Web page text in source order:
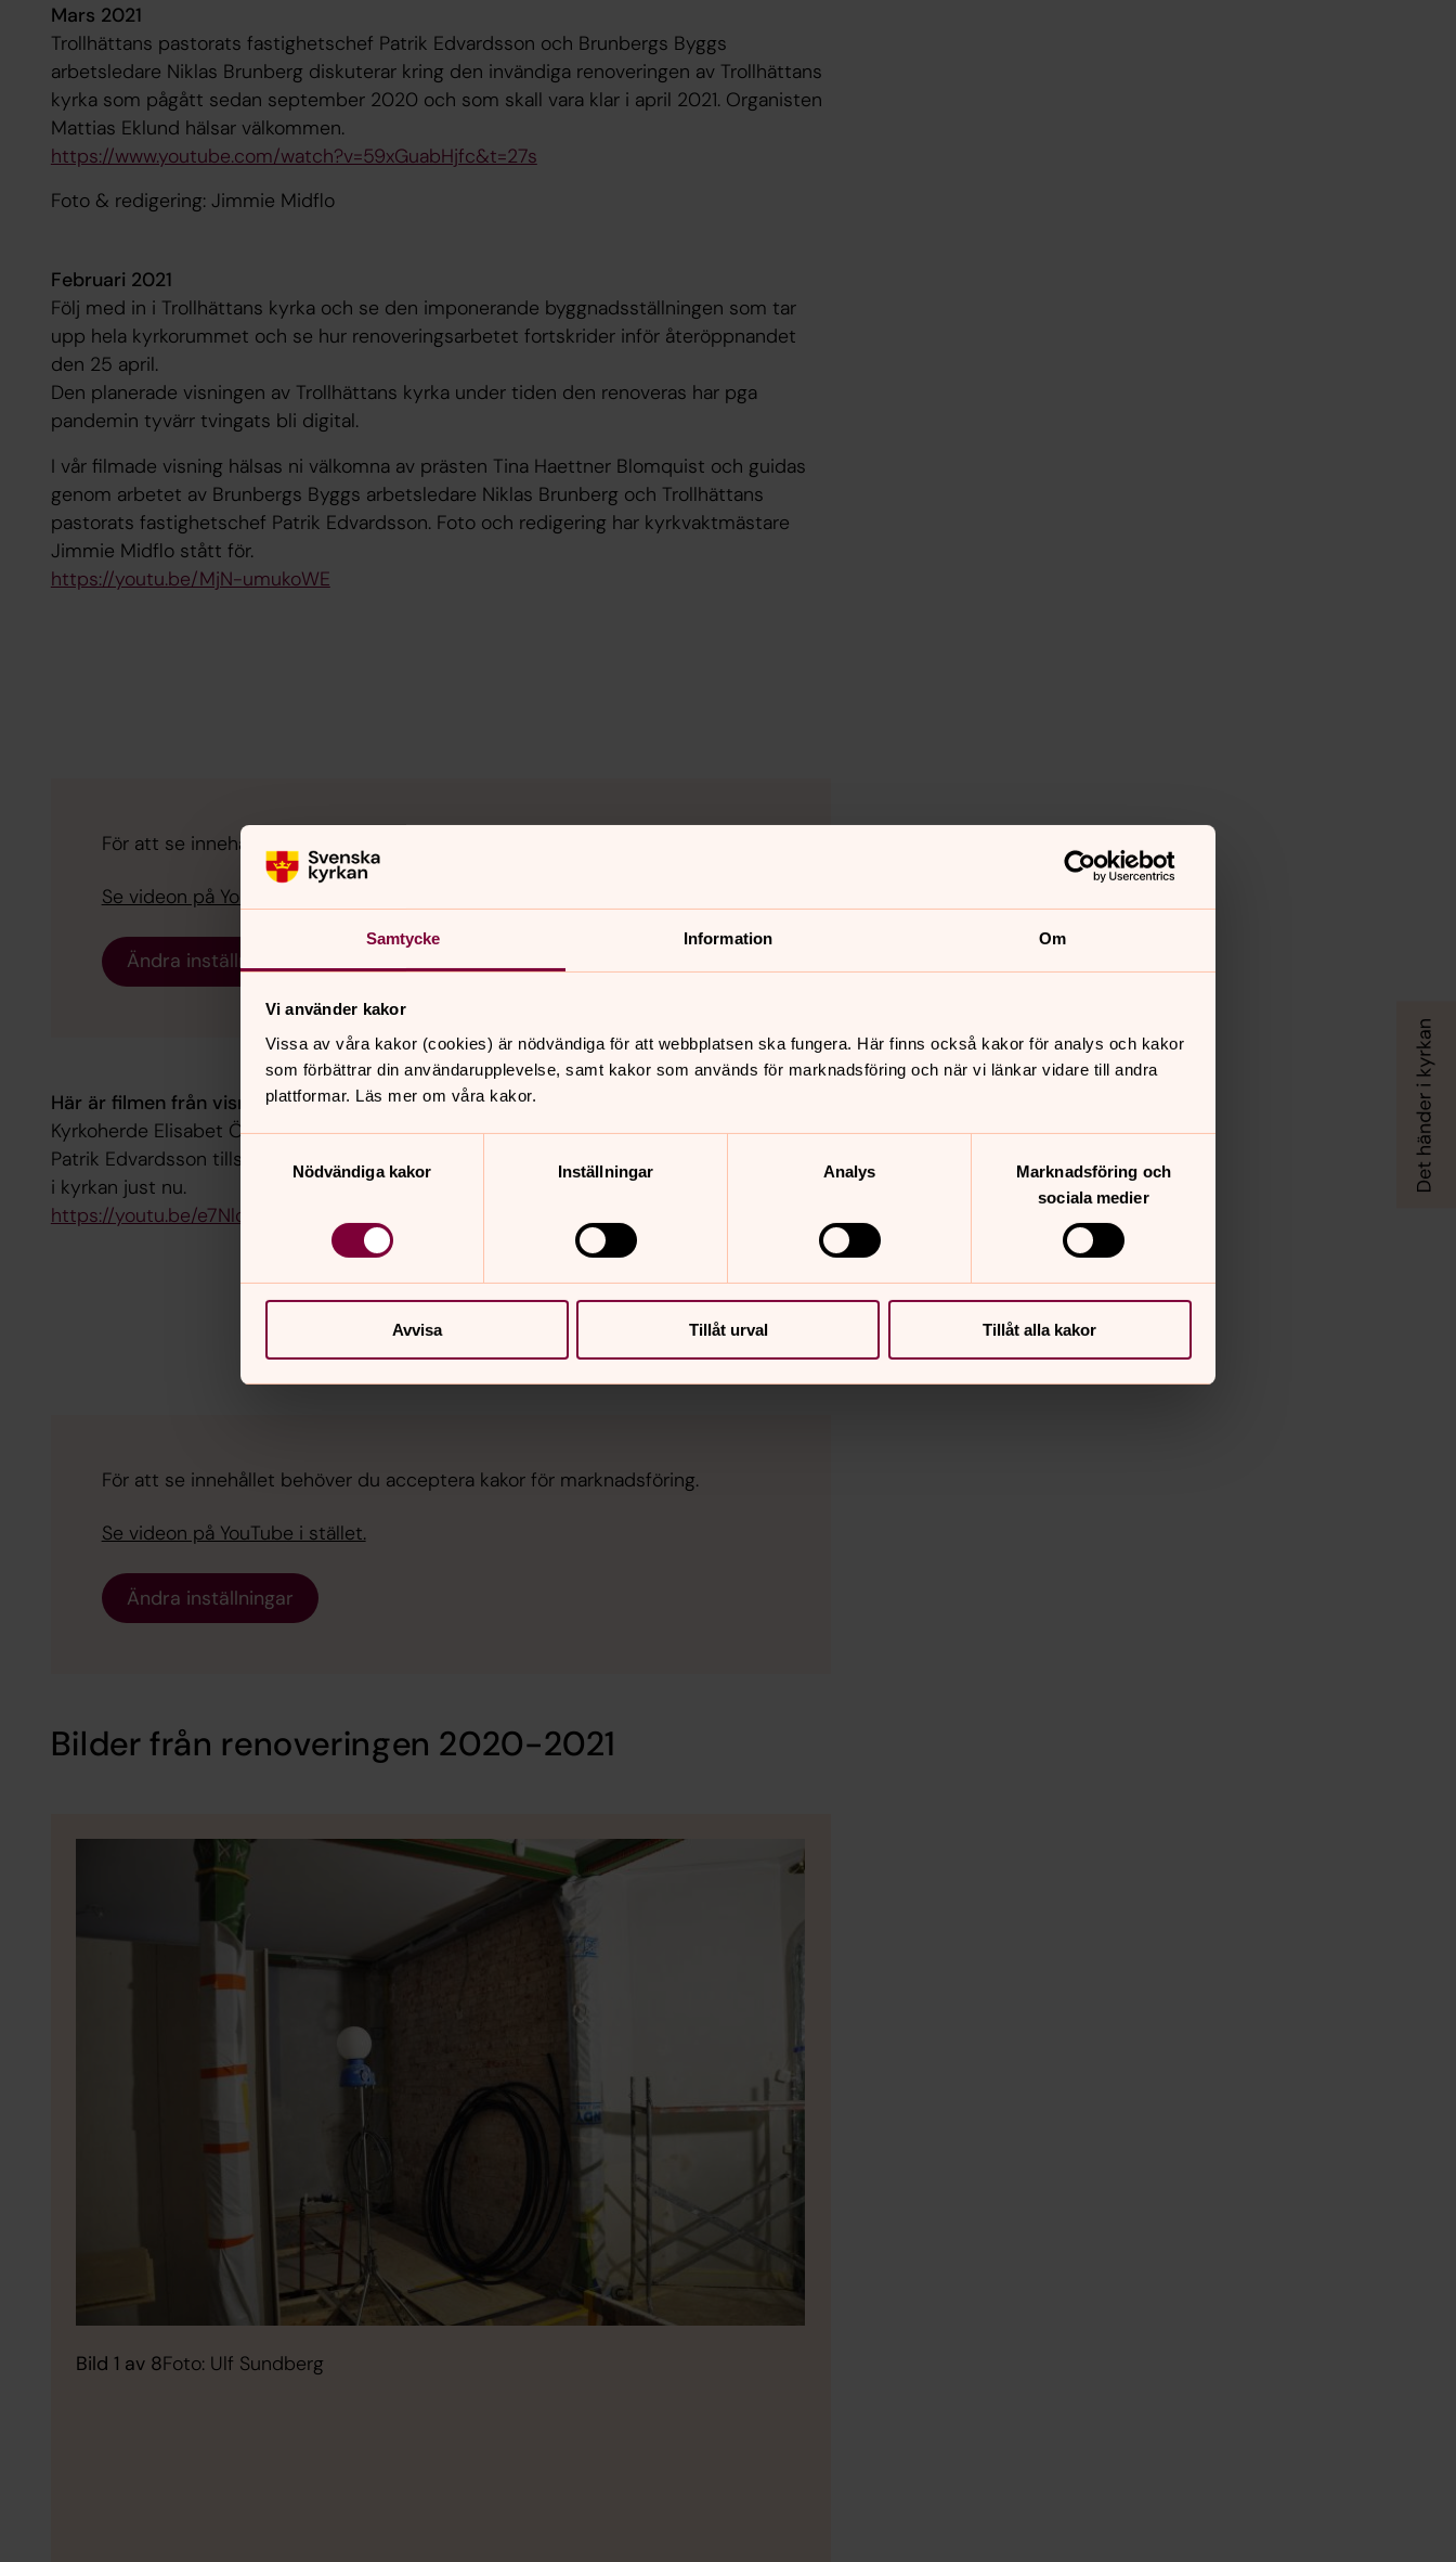
Samtycke Information Om
Vi använder kakor
Vissa av våra kakor (cookies) är nödvändiga för att webbplatsen ska fungera. Här finns också kakor för analys och kakor
som förbättrar din användarupplevelse, samt kakor som används för marknadsföring och när vi länkar vidare till andra
plattformar. Läs mer om våra kakor.
Nödvändiga kakor
Inställningar Analys
Marknadsföring och
sociala medier
Avvisa Tillåt urval Tillåt alla kakor
Mars 2021
Trollhättans pastorats fastighetschef Patrik Edvardsson och Brunbergs Byggs
arbetsledare Niklas Brunberg diskuterar kring den invändiga renoveringen av Trollhättans
kyrka som pågått sedan september 2020 och som skall vara klar i april 2021. Organisten
Mattias Eklund hälsar välkommen.
https://www.youtube.com/watch?v=59xGuabHjfc&t=27s
Foto & redigering: Jimmie Midflo
Februari 2021
Följ med in i Trollhättans kyrka och se den imponerande byggnadsställningen som tar
upp hela kyrkorummet och se hur renoveringsarbetet fortskrider inför återöppnandet
den 25 april.
Den planerade visningen av Trollhättans kyrka under tiden den renoveras har pga
pandemin tyvärr tvingats bli digital.
I vår filmade visning hälsas ni välkomna av prästen Tina Haettner Blomquist och guidas
genom arbetet av Brunbergs Byggs arbetsledare Niklas Brunberg och Trollhättans
pastorats fastighetschef Patrik Edvardsson. Foto och redigering har kyrkvaktmästare
Jimmie Midflo stått för.
https://youtu.be/MjN-umukoWE
För att se innehållet behöver du acceptera kakor för marknadsföring.
Se videon på YouTube i stället.
Ändra inställningar
Här är filmen från visningen i december
Kyrkoherde Elisabet Öman hälsar välkommen till visningen där pastoratets fastighetschef
Patrik Edvardsson tillsammans med arbetsledaren Niklas Brunberg berättar vad som sker
i kyrkan just nu.
https://youtu.be/e7Nlc-qLtr0
För att se innehållet behöver du acceptera kakor för marknadsföring.
Se videon på YouTube i stället.
Ändra inställningar
Bilder från renoveringen 2020-2021
Bild 1 av 8Foto: Ulf Sundberg